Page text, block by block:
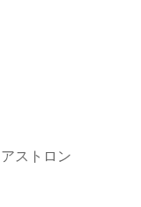
ストロン